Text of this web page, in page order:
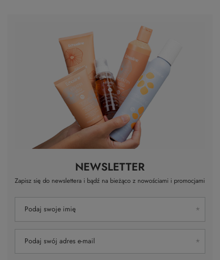
NEWSLETTER
Zapisz się do newslettera i bądź na bieżąco z nowościami i promocjami
Podaj swoje imię
Podaj swój adres e-mail